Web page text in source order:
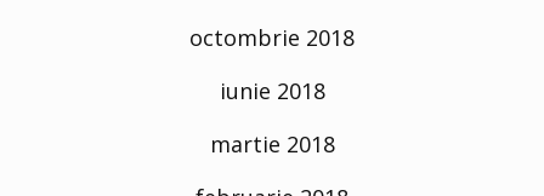
octombrie 2018
iunie 2018
martie 2018